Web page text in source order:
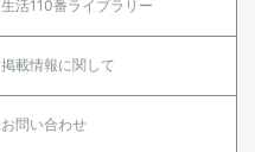
生活110番ライブラリー
掲載情報に関して
お問い合わせ